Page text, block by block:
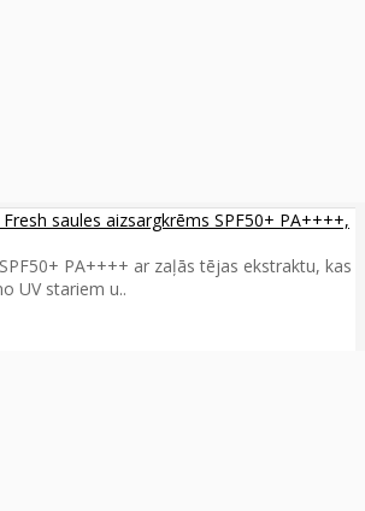
saules aizsargkrēms SPF50+ PA++++,
PA++++ ar zaļās tējas ekstraktu, kas
UV stariem u..